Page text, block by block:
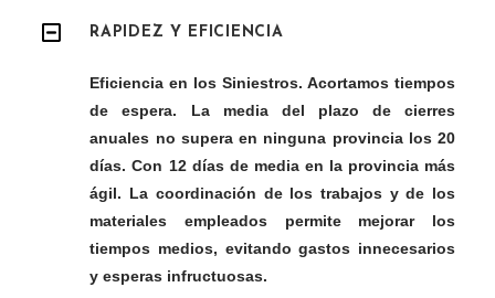
RAPIDEZ Y EFICIENCIA
Eficiencia en los Siniestros. Acortamos tiempos
de espera. La media del plazo de cierres
anuales no supera en ninguna provincia los 20
días. Con 12 días de media en la provincia más
ágil. La coordinación de los trabajos y de los
materiales empleados permite mejorar los
tiempos medios, evitando gastos innecesarios
y esperas infructuosas.